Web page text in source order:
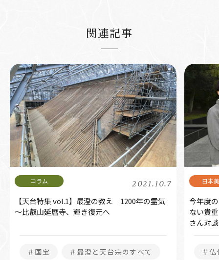
関連記事
2021.10.7
【天台特集 vol.1】最澄の教え 1200年の霊気
～比叡山延暦寺、輝き復元へ
＃国宝 ＃最澄と天台宗のすべて
今年度
ない貴
さん対談
＃仏